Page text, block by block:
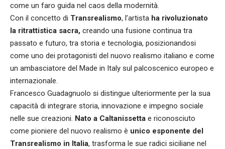
come un faro guida nel caos della modernità.
Con il concetto di Transrealismo, l’artista ha rivoluzionato
la ritrattistica sacra, creando una fusione continua tra
passato e futuro, tra storia e tecnologia, posizionandosi
come uno dei protagonisti del nuovo realismo italiano e come
un ambasciatore del Made in Italy sul palcoscenico europeo e
internazionale.
Francesco Guadagnuolo si distingue ulteriormente per la sua
capacità di integrare storia, innovazione e impegno sociale
nelle sue creazioni. Nato a Caltanissetta e riconosciuto
come pioniere del nuovo realismo è unico esponente del
Transrealismo in Italia, trasforma le sue radici siciliane nel